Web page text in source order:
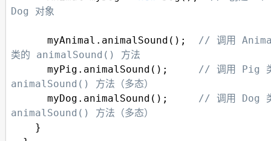
Dog 对象
myAnimal . animalSound (); // 调用
类的 animalSound() 方法
myPig . animalSound (); // 调用 Pig
animalSound() 方法（多态）
myDog . animalSound (); // 调用 Dog
animalSound() 方法（多态）
}